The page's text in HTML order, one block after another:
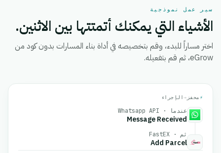
سير عمل نموذجية
الأشياء التي يمكنك أتمتتها بين الاثنين.
اختر مساراً للبدء، وقم بتخصيصه في أداة بناء المسارات بدون كود من
eGrow، ثم قم بتفعيله.
⚡ محفز →الإجراء
عندما · Whatsapp API
Message Received
ثم · FastEX
Add Parcel